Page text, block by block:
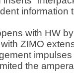
information
with HW
ZIMO
the